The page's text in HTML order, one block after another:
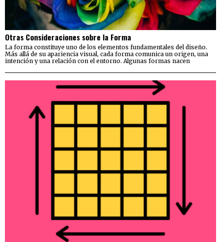
Otras Consideraciones sobre la Forma
La forma constituye uno de los elementos fundamentales del diseño.
Más allá de su apariencia visual, cada forma comunica un origen, una
intención y una relación con el entorno. Algunas formas nacen